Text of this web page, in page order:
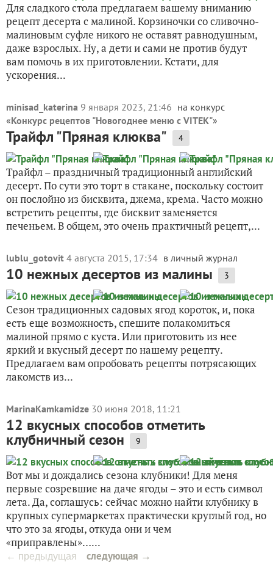
Для сладкого стола предлагаем вашему вниманию
рецепт десерта с малиной. Корзиночки со сливочно-
малиновым суфле никого не оставят равнодушным,
даже взрослых. Ну, а дети и сами не против будут
вам помочь в их приготовлении. Кстати, для
ускорения...
minisad_katerina 9 января 2023, 21:46 на конкурс
«Конкурс рецептов "Новогоднее меню с VITEK"»
Трайфл "Пряная клюква" 4
Трайфл – праздничный традиционный английский
десерт. По сути это торт в стакане, поскольку состоит
он послойно из бисквита, джема, крема. Часто можно
встретить рецепты, где бисквит заменяется
печеньем. В общем, это очень практичный рецепт,...
lublu_gotovit 4 августа 2015, 17:34 в личный журнал
10 нежных десертов из малины 3
Сезон традиционных садовых ягод короток, и, пока
есть еще возможность, спешите полакомиться
малиной прямо с куста. Или приготовить из нее
яркий и вкусный десерт по нашему рецепту.
Предлагаем вам опробовать рецепты потрясающих
лакомств из...
MarinaKamkamidze 30 июня 2018, 11:21
12 вкусных способов отметить
клубничный сезон 9
Вот мы и дождались сезона клубники! Для меня
первые созревшие на даче ягоды – это и есть символ
лета. Да, соглашусь: сейчас можно найти клубнику в
крупных супермаркетах практически круглый год, но
что это за ягоды, откуда они и чем
«приправлены»…...
← предыдущая следующая →